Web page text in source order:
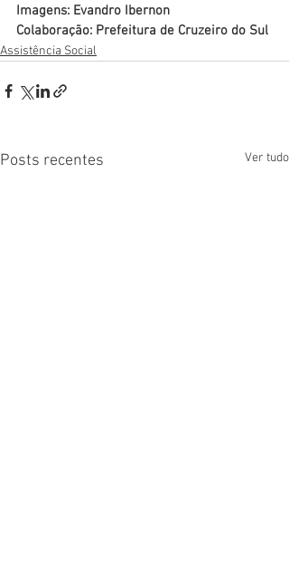
Imagens: Evandro Ibernon
Colaboração: Prefeitura de Cruzeiro do Sul
Assistência Social
Posts recentes Ver tudo